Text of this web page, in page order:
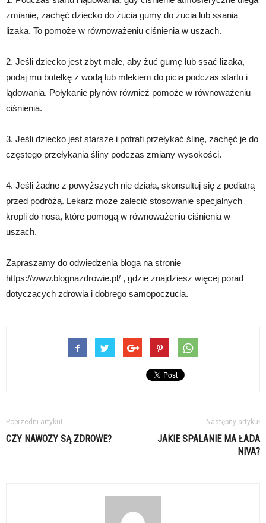
zmianie, zachęć dziecko do żucia gumy do żucia lub ssania
lizaka. To pomoże w równoważeniu ciśnienia w uszach.
2. Jeśli dziecko jest zbyt małe, aby żuć gumę lub ssać lizaka,
podaj mu butelkę z wodą lub mlekiem do picia podczas startu i
lądowania. Połykanie płynów również pomoże w równoważeniu
ciśnienia.
3. Jeśli dziecko jest starsze i potrafi przełykać ślinę, zachęć je do
częstego przełykania śliny podczas zmiany wysokości.
4. Jeśli żadne z powyższych nie działa, skonsultuj się z pediatrą
przed podróżą. Lekarz może zalecić stosowanie specjalnych
kropli do nosa, które pomogą w równoważeniu ciśnienia w
uszach.
Zapraszamy do odwiedzenia bloga na stronie
https://www.blognazdrowie.pl/ , gdzie znajdziesz więcej porad
dotyczących zdrowia i dobrego samopoczucia.
Poprzedni artykuł
CZY NAWOZY SĄ ZDROWE?
Następny artykuł
JAKIE SPALANIE MA ŁADA
NIVA?